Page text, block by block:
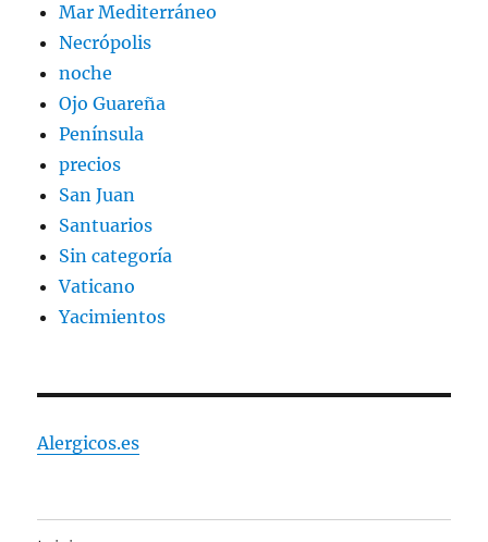
Mar Mediterráneo
Necrópolis
noche
Ojo Guareña
Península
precios
San Juan
Santuarios
Sin categoría
Vaticano
Yacimientos
Alergicos.es